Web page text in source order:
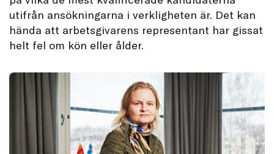
utifrån ansökningarna i verkligheten är. Det kan
hända att arbetsgivarens representant har gissat
helt fel om kön eller ålder.